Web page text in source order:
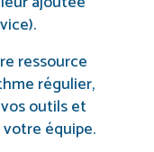
ressource
régulier,
outils et
équipe.